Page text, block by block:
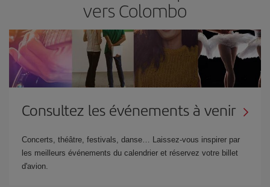
vers Colombo
Consultez les événements à venir
Concerts, théâtre, festivals, danse… Laissez-vous inspirer par
les meilleurs événements du calendrier et réservez votre billet
d'avion.